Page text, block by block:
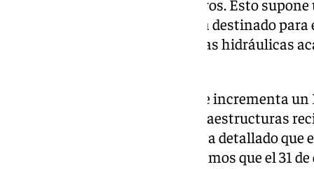
dinero que en principio se había destinado
sociales y la urgencia de las obras hidráulicas
El músculo inversor asciende se incrementa un
euros. Los equipamientos e infraestructuras
de estos presupuestos. Salado ha detallado
un pleno extraordinario. «Queremos que el 31